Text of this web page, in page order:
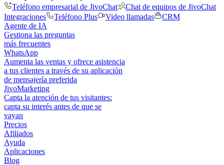
Teléfono empresarial de JivoChat
Chat de equipos de JivoChat
Integraciones
Teléfono Plus Video llamadas
CRM
Agente de IA
Gestiona las preguntas
más frecuentes
WhatsApp
Aumenta las ventas y ofrece asistencia
a tus clientes a través de su aplicación
de mensajería preferida
JivoMarketing
Capta la atención de tus visitantes:
capta su interés antes de que se
vayan
Precios
Afiliados
Ayuda
Aplicaciones
Blog